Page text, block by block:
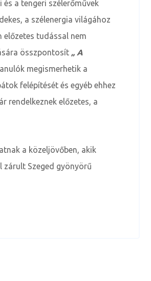
a tengeri szélerőművek
a szélenergia világához
előzetes tudással nem
összpontosít „ A
megismerhetik a
felépítését és egyéb ehhez
rendelkeznek előzetes, a
a közeljövőben, akik
zárult Szeged gyönyörű